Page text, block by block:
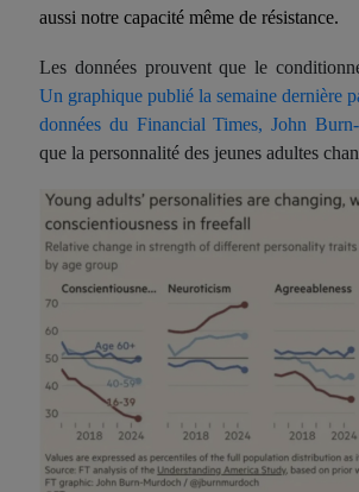
aussi notre capacité même de résistance.
Les données prouvent que le
Un graphique publié la semaine dernière
données du Financial Times, John
que la personnalité des jeunes adultes